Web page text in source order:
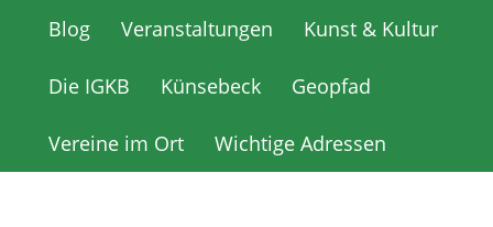
Blog Veranstaltungen Kunst & Kultur
Die IGKB Künsebeck Geopfad
Vereine im Ort Wichtige Adressen
Blog Veranstaltungen Kunst & Kultur
Die IGKB Künsebeck Geopfad
Vereine im Ort Wichtige Adressen